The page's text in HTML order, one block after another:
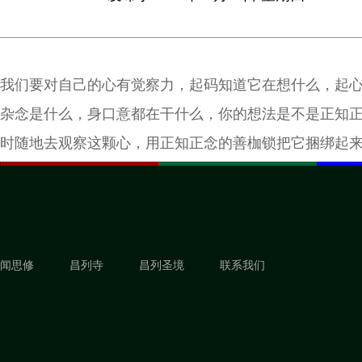
我们要对自己的心有觉察力，起码知道它在想什么，起
杂念是什么，身口意都在干什么，你的想法是不是正知
时随地去观察这颗心，用正知正念的善枷锁把它捆绑起
闻思修 昌列寺 昌列圣境 联系我们